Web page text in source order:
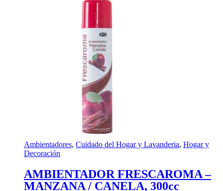
Ambientadores, Cuidado del Hogar y Lavanderia, Hogar y
Decoración
AMBIENTADOR FRESCAROMA –
MANZANA / CANELA, 300cc